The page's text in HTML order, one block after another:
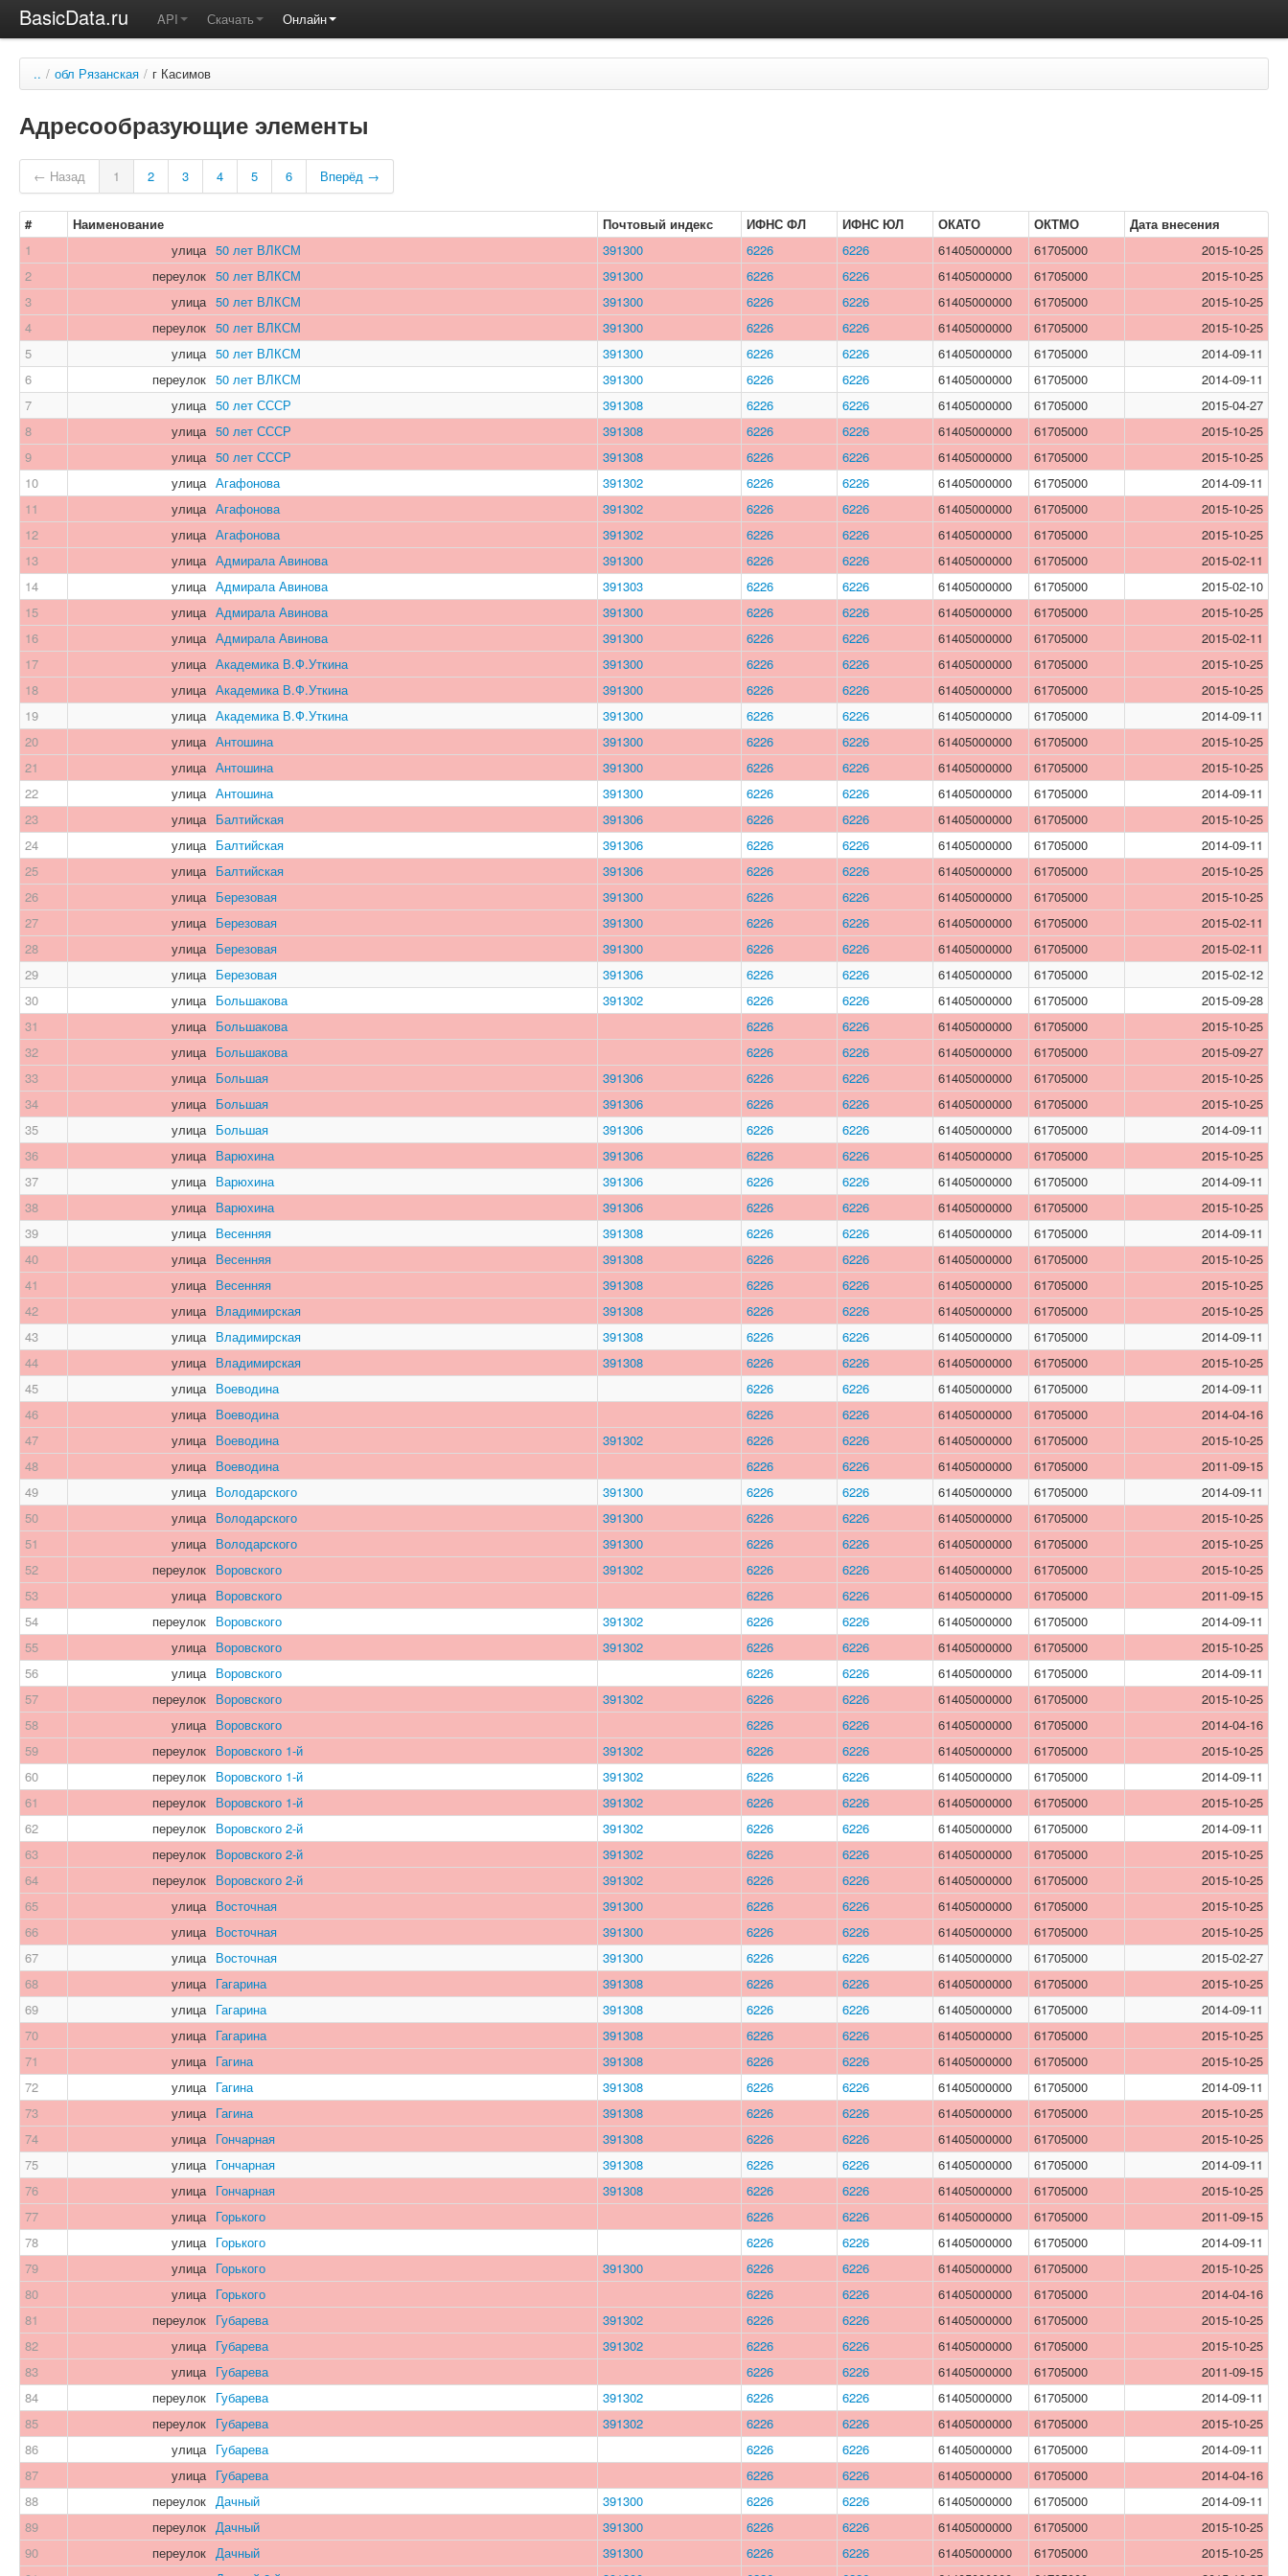
BasicData.ru API Скачать Онлайн
.. / обл Рязанская / г Касимов
Адресообразующие элементы
← Назад 1 2 3 4 5 6 Вперёд →
# Наименование Почтовый индекс ИФНС ФЛ ИФНС ЮЛ ОКАТО ОКТМО
Дата внесения
1
улица 50 лет ВЛКСМ 391300 6226 6226 61405000000 61705000
2015-10-25
2
переулок 50 лет ВЛКСМ 391300 6226 6226 61405000000 61705000
2015-10-25
3
улица 50 лет ВЛКСМ 391300 6226 6226 61405000000 61705000
2015-10-25
4
переулок 50 лет ВЛКСМ 391300 6226 6226 61405000000 61705000
2015-10-25
5
улица 50 лет ВЛКСМ 391300 6226 6226 61405000000 61705000
2014-09-11
6
переулок 50 лет ВЛКСМ 391300 6226 6226 61405000000 61705000
2014-09-11
7
улица 50 лет СССР 391308 6226 6226 61405000000 61705000
2015-04-27
8
улица 50 лет СССР 391308 6226 6226 61405000000 61705000
2015-10-25
9
улица 50 лет СССР 391308 6226 6226 61405000000 61705000
2015-10-25
10
улица Агафонова 391302 6226 6226 61405000000 61705000
2014-09-11
11
улица Агафонова 391302 6226 6226 61405000000 61705000
2015-10-25
12
улица Агафонова 391302 6226 6226 61405000000 61705000
2015-10-25
13
улица Адмирала Авинова 391300 6226 6226 61405000000 61705000
2015-02-11
14
улица Адмирала Авинова 391303 6226 6226 61405000000 61705000
2015-02-10
15
улица Адмирала Авинова 391300 6226 6226 61405000000 61705000
2015-10-25
16
улица Адмирала Авинова 391300 6226 6226 61405000000 61705000
2015-02-11
17
улица Академика В.Ф.Уткина 391300 6226 6226 61405000000 61705000
2015-10-25
18
улица Академика В.Ф.Уткина 391300 6226 6226 61405000000 61705000
2015-10-25
19
улица Академика В.Ф.Уткина 391300 6226 6226 61405000000 61705000
2014-09-11
20
улица Антошина 391300 6226 6226 61405000000 61705000
2015-10-25
21
улица Антошина 391300 6226 6226 61405000000 61705000
2015-10-25
22
улица Антошина 391300 6226 6226 61405000000 61705000
2014-09-11
23
улица Балтийская 391306 6226 6226 61405000000 61705000
2015-10-25
24
улица Балтийская 391306 6226 6226 61405000000 61705000
2014-09-11
25
улица Балтийская 391306 6226 6226 61405000000 61705000
2015-10-25
26
улица Березовая 391300 6226 6226 61405000000 61705000
2015-10-25
27
улица Березовая 391300 6226 6226 61405000000 61705000
2015-02-11
28
улица Березовая 391300 6226 6226 61405000000 61705000
2015-02-11
29
улица Березовая 391306 6226 6226 61405000000 61705000
2015-02-12
30
улица Большакова 391302 6226 6226 61405000000 61705000
2015-09-28
31
улица Большакова 6226 6226 61405000000 61705000
2015-10-25
32
улица Большакова 6226 6226 61405000000 61705000
2015-09-27
33
улица Большая 391306 6226 6226 61405000000 61705000
2015-10-25
34
улица Большая 391306 6226 6226 61405000000 61705000
2015-10-25
35
улица Большая 391306 6226 6226 61405000000 61705000
2014-09-11
36
улица Варюхина 391306 6226 6226 61405000000 61705000
2015-10-25
37
улица Варюхина 391306 6226 6226 61405000000 61705000
2014-09-11
38
улица Варюхина 391306 6226 6226 61405000000 61705000
2015-10-25
39
улица Весенняя 391308 6226 6226 61405000000 61705000
2014-09-11
40
улица Весенняя 391308 6226 6226 61405000000 61705000
2015-10-25
41
улица Весенняя 391308 6226 6226 61405000000 61705000
2015-10-25
42
улица Владимирская 391308 6226 6226 61405000000 61705000
2015-10-25
43
улица Владимирская 391308 6226 6226 61405000000 61705000
2014-09-11
44
улица Владимирская 391308 6226 6226 61405000000 61705000
2015-10-25
45
улица Воеводина 6226 6226 61405000000 61705000
2014-09-11
46
улица Воеводина 6226 6226 61405000000 61705000
2014-04-16
47
улица Воеводина 391302 6226 6226 61405000000 61705000
2015-10-25
48
улица Воеводина 6226 6226 61405000000 61705000
2011-09-15
49
улица Володарского 391300 6226 6226 61405000000 61705000
2014-09-11
50
улица Володарского 391300 6226 6226 61405000000 61705000
2015-10-25
51
улица Володарского 391300 6226 6226 61405000000 61705000
2015-10-25
52
переулок Воровского 391302 6226 6226 61405000000 61705000
2015-10-25
53
улица Воровского 6226 6226 61405000000 61705000
2011-09-15
54
переулок Воровского 391302 6226 6226 61405000000 61705000
2014-09-11
55
улица Воровского 391302 6226 6226 61405000000 61705000
2015-10-25
56
улица Воровского 6226 6226 61405000000 61705000
2014-09-11
57
переулок Воровского 391302 6226 6226 61405000000 61705000
2015-10-25
58
улица Воровского 6226 6226 61405000000 61705000
2014-04-16
59
переулок Воровского 1-й 391302 6226 6226 61405000000 61705000
2015-10-25
60
переулок Воровского 1-й 391302 6226 6226 61405000000 61705000
2014-09-11
61
переулок Воровского 1-й 391302 6226 6226 61405000000 61705000
2015-10-25
62
переулок Воровского 2-й 391302 6226 6226 61405000000 61705000
2014-09-11
63
переулок Воровского 2-й 391302 6226 6226 61405000000 61705000
2015-10-25
64
переулок Воровского 2-й 391302 6226 6226 61405000000 61705000
2015-10-25
65
улица Восточная 391300 6226 6226 61405000000 61705000
2015-10-25
66
улица Восточная 391300 6226 6226 61405000000 61705000
2015-10-25
67
улица Восточная 391300 6226 6226 61405000000 61705000
2015-02-27
68
улица Гагарина 391308 6226 6226 61405000000 61705000
2015-10-25
69
улица Гагарина 391308 6226 6226 61405000000 61705000
2014-09-11
70
улица Гагарина 391308 6226 6226 61405000000 61705000
2015-10-25
71
улица Гагина 391308 6226 6226 61405000000 61705000
2015-10-25
72
улица Гагина 391308 6226 6226 61405000000 61705000
2014-09-11
73
улица Гагина 391308 6226 6226 61405000000 61705000
2015-10-25
74
улица Гончарная 391308 6226 6226 61405000000 61705000
2015-10-25
75
улица Гончарная 391308 6226 6226 61405000000 61705000
2014-09-11
76
улица Гончарная 391308 6226 6226 61405000000 61705000
2015-10-25
77
улица Горького 6226 6226 61405000000 61705000
2011-09-15
78
улица Горького 6226 6226 61405000000 61705000
2014-09-11
79
улица Горького 391300 6226 6226 61405000000 61705000
2015-10-25
80
улица Горького 6226 6226 61405000000 61705000
2014-04-16
81
переулок Губарева 391302 6226 6226 61405000000 61705000
2015-10-25
82
улица Губарева 391302 6226 6226 61405000000 61705000
2015-10-25
83
улица Губарева 6226 6226 61405000000 61705000
2011-09-15
84
переулок Губарева 391302 6226 6226 61405000000 61705000
2014-09-11
85
переулок Губарева 391302 6226 6226 61405000000 61705000
2015-10-25
86
улица Губарева 6226 6226 61405000000 61705000
2014-09-11
87
улица Губарева 6226 6226 61405000000 61705000
2014-04-16
88
переулок Дачный 391300 6226 6226 61405000000 61705000
2014-09-11
89
переулок Дачный 391300 6226 6226 61405000000 61705000
2015-10-25
90
переулок Дачный 391300 6226 6226 61405000000 61705000
2015-10-25